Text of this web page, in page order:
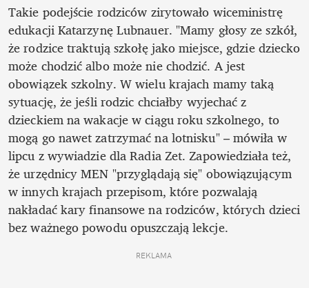
Takie podejście rodziców zirytowało wiceministrę
edukacji Katarzynę Lubnauer. "Mamy głosy ze szkół,
że rodzice traktują szkołę jako miejsce, gdzie dziecko
może chodzić albo może nie chodzić. A jest
obowiązek szkolny. W wielu krajach mamy taką
sytuację, że jeśli rodzic chciałby wyjechać z
dzieckiem na wakacje w ciągu roku szkolnego, to
mogą go nawet zatrzymać na lotnisku" – mówiła w
lipcu z wywiadzie dla Radia Zet. Zapowiedziała też,
że urzędnicy MEN "przyglądają się" obowiązującym
w innych krajach przepisom, które pozwalają
nakładać kary finansowe na rodziców, których dzieci
bez ważnego powodu opuszczają lekcje.
REKLAMA